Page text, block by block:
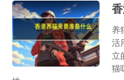
养
活
立
猫